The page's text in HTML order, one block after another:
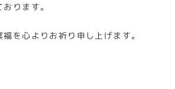
ります。
を心よりお祈り申し上げます。